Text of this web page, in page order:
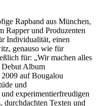
Rapband aus München,
Rapper und Produzenten
Individualität, einen
genauso wie für
für: „Wir machen alles
Debut Album
2009 auf Bougalou
und
experimentierfreudigen
Texten und